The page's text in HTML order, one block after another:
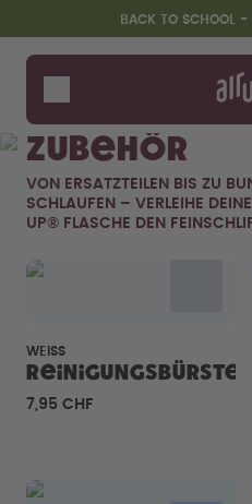
Zum Hauptinhalt springen
Erklärung zur Barrierefreiheit
BACK TO SCHOOL -
Flaschen
Duft-Pods
Zubehör
Starter
Back to School - Spare bis
Zubehör
VON ERSATZTEILEN BIS ZU
SCHLAUFEN – VERLEIHE
UP® FLASCHE DEN
WEISS
Reinigungsbürste
7,95 CHF